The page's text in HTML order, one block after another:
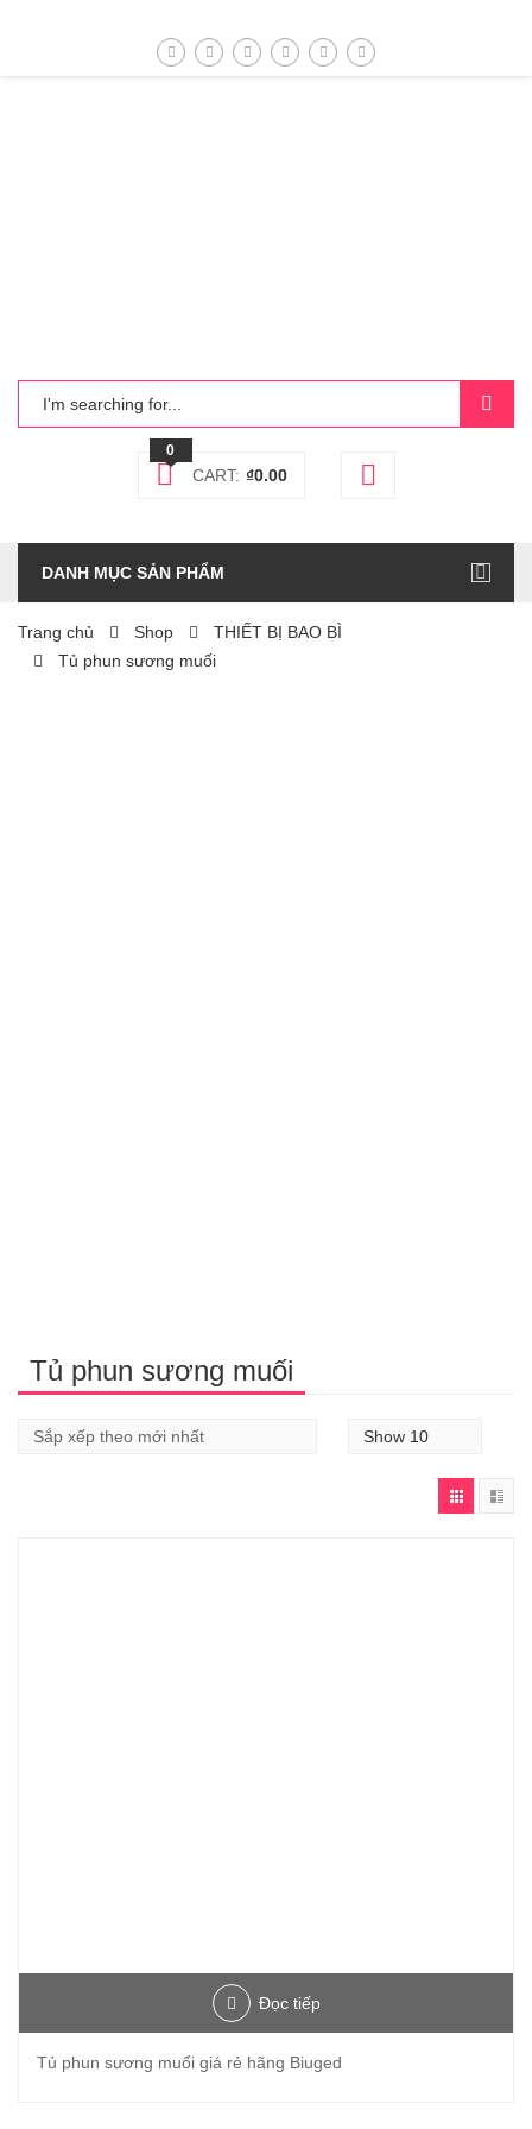
0
CART: ₫0.00
DANH MỤC SẢN PHẨM
Trang chủ Shop
THIẾT BỊ BAO BÌ
Tủ phun sương muối
Tủ phun sương muối
Đọc tiếp
Tủ phun sương muối giá rẻ hãng Biuged